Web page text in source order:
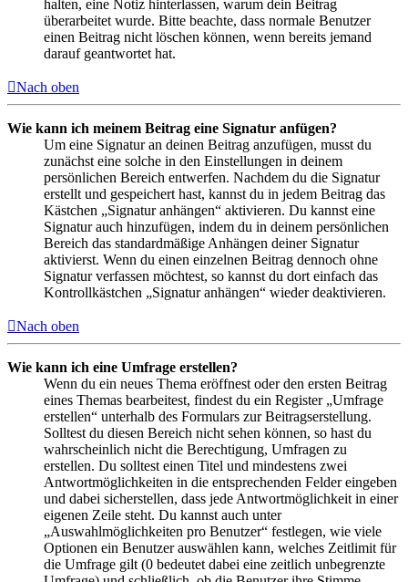
halten, eine Notiz hinterlassen, warum dein Beitrag
überarbeitet wurde. Bitte beachte, dass normale Benutzer
einen Beitrag nicht löschen können, wenn bereits jemand
darauf geantwortet hat.
Nach oben
Wie kann ich meinem Beitrag eine Signatur anfügen?
Um eine Signatur an deinen Beitrag anzufügen, musst du
zunächst eine solche in den Einstellungen in deinem
persönlichen Bereich entwerfen. Nachdem du die Signatur
erstellt und gespeichert hast, kannst du in jedem Beitrag das
Kästchen „Signatur anhängen“ aktivieren. Du kannst eine
Signatur auch hinzufügen, indem du in deinem persönlichen
Bereich das standardmäßige Anhängen deiner Signatur
aktivierst. Wenn du einen einzelnen Beitrag dennoch ohne
Signatur verfassen möchtest, so kannst du dort einfach das
Kontrollkästchen „Signatur anhängen“ wieder deaktivieren.
Nach oben
Wie kann ich eine Umfrage erstellen?
Wenn du ein neues Thema eröffnest oder den ersten Beitrag
eines Themas bearbeitest, findest du ein Register „Umfrage
erstellen“ unterhalb des Formulars zur Beitragserstellung.
Solltest du diesen Bereich nicht sehen können, so hast du
wahrscheinlich nicht die Berechtigung, Umfragen zu
erstellen. Du solltest einen Titel und mindestens zwei
Antwortmöglichkeiten in die entsprechenden Felder eingeben
und dabei sicherstellen, dass jede Antwortmöglichkeit in einer
eigenen Zeile steht. Du kannst auch unter
„Auswahlmöglichkeiten pro Benutzer“ festlegen, wie viele
Optionen ein Benutzer auswählen kann, welches Zeitlimit für
die Umfrage gilt (0 bedeutet dabei eine zeitlich unbegrenzte